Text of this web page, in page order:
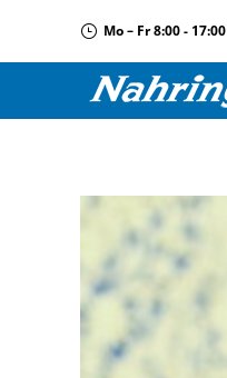
Mo – Fr 8:00 - 17:00